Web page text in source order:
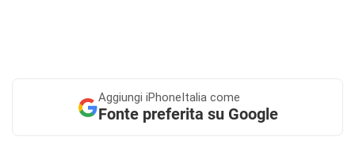
Aggiungi iPhoneItalia come
Fonte preferita su Google